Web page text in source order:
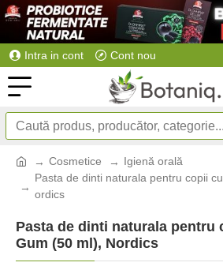
Intra in cont Cont nou
Cosmetice
Igienă orală
Pasta de dinti naturala pentru copii
ordics
Pasta de dinti naturala pentru
Gum (50 ml), Nordics